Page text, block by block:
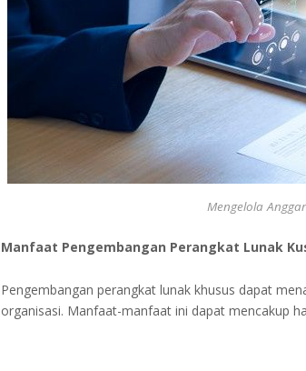
Mengelola
Manfaat Pengembangan Perangkat Lunak
Pengembangan perangkat lunak khusus dapat
organisasi. Manfaat-manfaat ini dapat mencakup